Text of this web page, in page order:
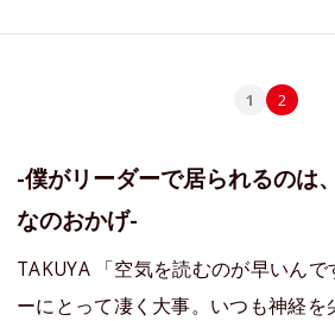
1 2
-僕がリーダーで居られるのは
なのおかげ-
TAKUYA 「空気を読むのが早いん
ーにとって凄く大事。いつも神経